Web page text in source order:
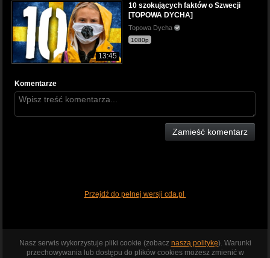
13:45
10 szokujących faktów o Szwecji
[TOPOWA DYCHA]
Topowa Dycha
1080p
Komentarze
Zamieść komentarz
Przejdź do pełnej wersji cda.pl
Nasz serwis wykorzystuje pliki cookie (zobacz naszą politykę). Warunki
przechowywania lub dostępu do plików cookies możesz zmienić w